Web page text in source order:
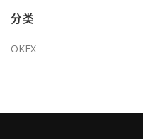
分类
OKEX